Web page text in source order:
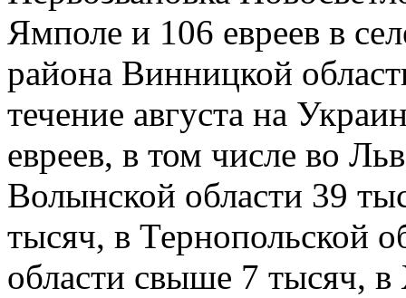
Ямполе и 106 евреев в
района Винницкой
течение августа на
евреев, в том числе во
Волынской области 39
тысяч, в Тернопольской
области свыше 7 тысяч,